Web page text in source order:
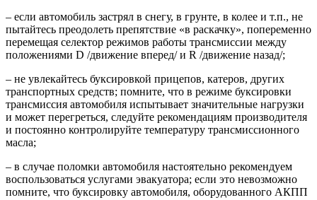
– если автомобиль застрял в снегу, в грунте, в колее и т.п., не
пытайтесь преодолеть препятствие «в раскачку», попеременно
перемещая селектор режимов работы трансмиссии между
положениями D /движение вперед/ и R /движение назад/;
– не увлекайтесь буксировкой прицепов, катеров, других
транспортных средств; помните, что в режиме буксировки
трансмиссия автомобиля испытывает значительные нагрузки
и может перегреться, следуйте рекомендациям производителя
и постоянно контролируйте температуру трансмиссионного
масла;
– в случае поломки автомобиля настоятельно рекомендуем
воспользоваться услугами эвакуатора; если это невозможно
помните, что буксировку автомобиля, оборудованного АКПП